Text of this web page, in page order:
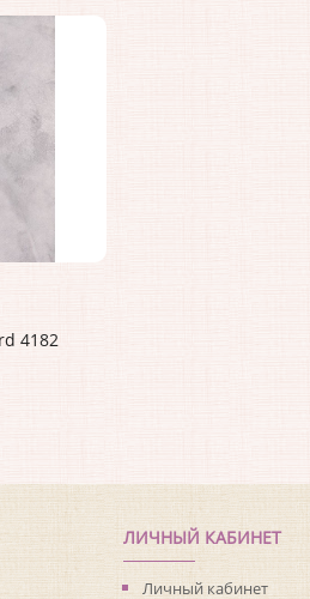
4182
ЛИЧНЫЙ КАБИНЕТ
Личный кабинет